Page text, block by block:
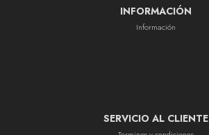
INFORMACIÓN
Información
SERVICIO AL CLIENTE